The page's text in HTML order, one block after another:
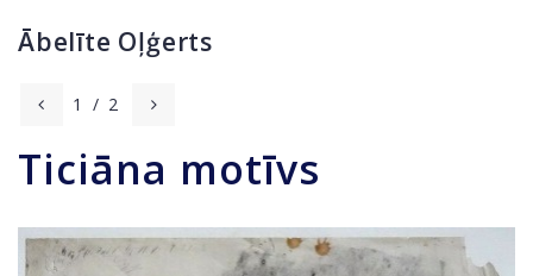
Ābelīte Oļģerts
1 / 2
Ticiāna motīvs